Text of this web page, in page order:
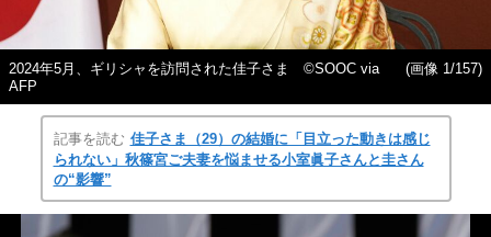
2024年5月、ギリシャを訪問された佳子さま ©SOOC via
AFP
(画像 1/157)
記事を読む 佳子さま（29）の結婚に「目立った動きは感じ
られない」秋篠宮ご夫妻を悩ませる小室眞子さんと圭さん
の“影響”